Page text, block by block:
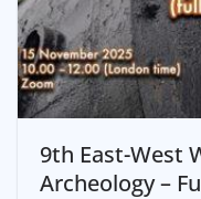
9th East-West
Archeology –